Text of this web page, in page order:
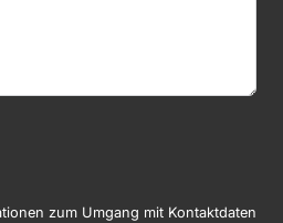
zum Umgang mit Kontaktdaten